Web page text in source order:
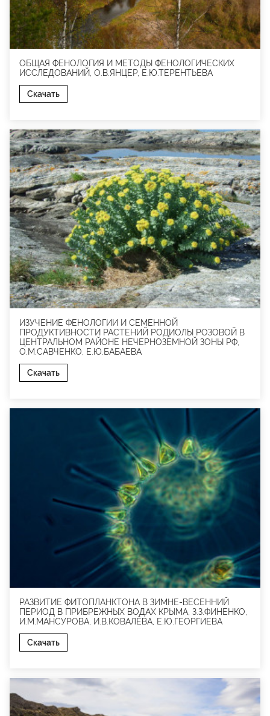
ОБЩАЯ ФЕНОЛОГИЯ И МЕТОДЫ ФЕНОЛОГИЧЕСКИХ
ИССЛЕДОВАНИЙ, О.В.ЯНЦЕР, Е.Ю.ТЕРЕНТЬЕВА
Скачать
ИЗУЧЕНИЕ ФЕНОЛОГИИ И СЕМЕННОЙ
ПРОДУКТИВНОСТИ РАСТЕНИЙ РОДИОЛЫ РОЗОВОЙ В
ЦЕНТРАЛЬНОМ РАЙОНЕ НЕЧЕРНОЗЁМНОЙ ЗОНЫ РФ,
О.М.САВЧЕНКО, Е.Ю.БАБАЕВА
Скачать
РАЗВИТИЕ ФИТОПЛАНКТОНА В ЗИМНЕ-ВЕСЕННИЙ
ПЕРИОД В ПРИБРЕЖНЫХ ВОДАХ КРЫМА, З.З.ФИНЕНКО,
И.М.МАНСУРОВА, И.В.КОВАЛЁВА, Е.Ю.ГЕОРГИЕВА
Скачать